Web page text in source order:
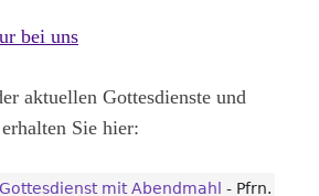
bei uns
aktuellen Gottesdienste und
Sie hier: